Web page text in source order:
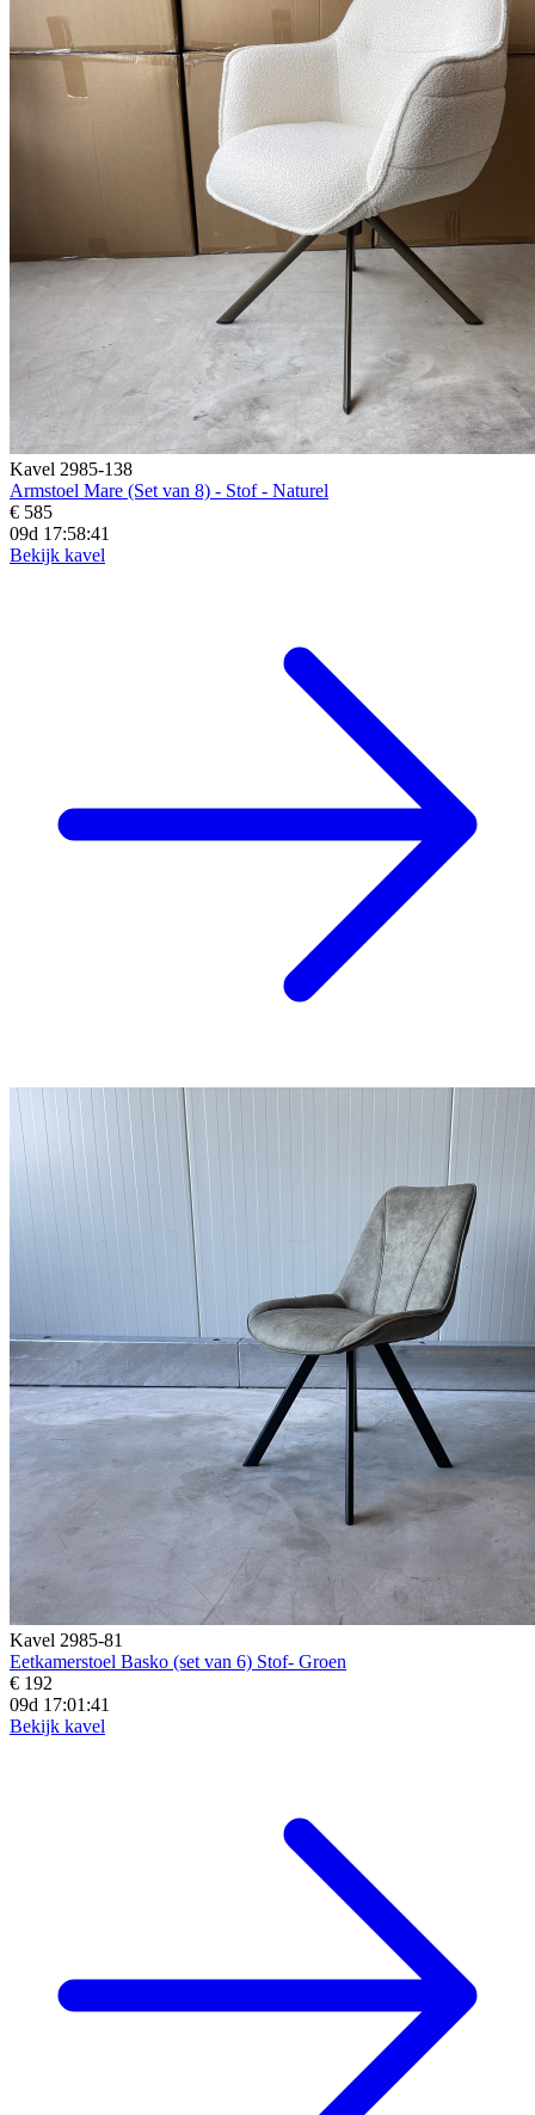
Kavel 2985-138
Armstoel Mare (Set van 8) - Stof - Naturel
€ 585
09d 17:58:39
Bekijk kavel
Kavel 2985-81
Eetkamerstoel Basko (set van 6) Stof- Groen
€ 192
09d 17:01:39
Bekijk kavel